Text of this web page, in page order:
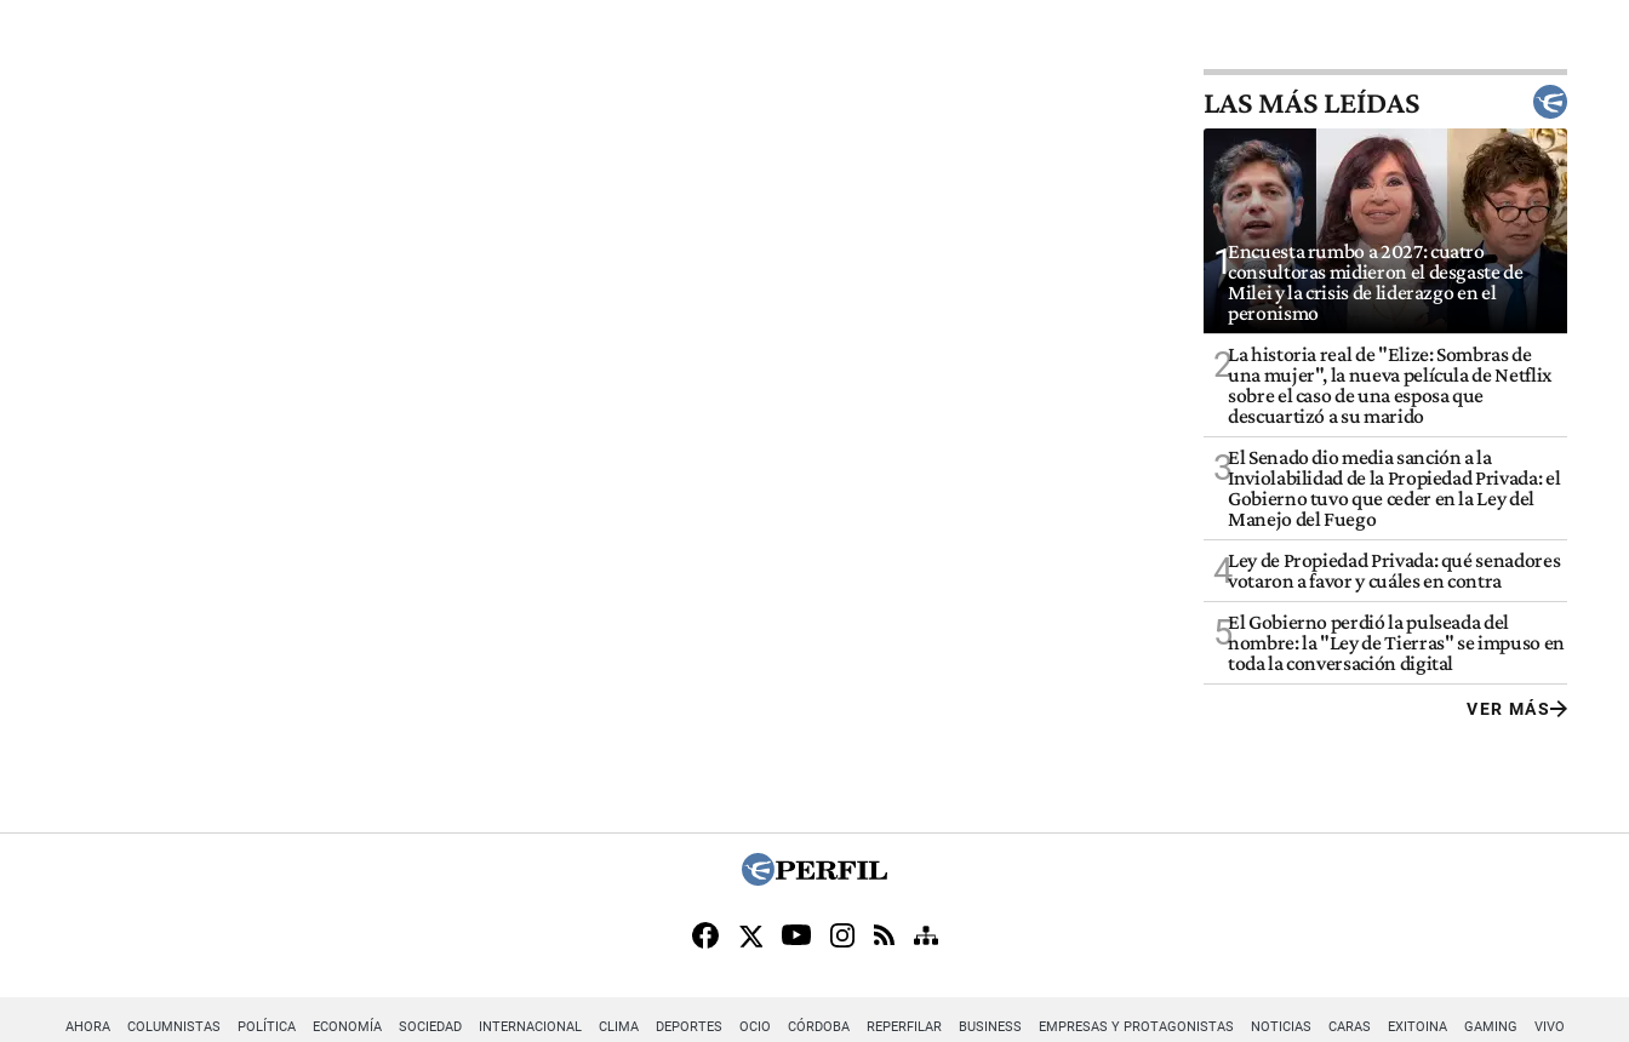
LAS MÁS LEÍDAS
1Encuesta rumbo a 2027: cuatro
consultoras midieron el desgaste de
Milei y la crisis de liderazgo en el
peronismo
2La historia real de "Elize: Sombras de
una mujer", la nueva película de Netflix
sobre el caso de una esposa que
descuartizó a su marido
3El Senado dio media sanción a la
Inviolabilidad de la Propiedad Privada: el
Gobierno tuvo que ceder en la Ley del
Manejo del Fuego
4Ley de Propiedad Privada: qué senadores
votaron a favor y cuáles en contra
5El Gobierno perdió la pulseada del
nombre: la "Ley de Tierras" se impuso en
toda la conversación digital
VER MÁS
AHORA COLUMNISTAS POLÍTICA ECONOMÍA SOCIEDAD INTERNACIONAL CLIMA DEPORTES OCIO CÓRDOBA REPERFILAR BUSINESS EMPRESAS Y PROTAGONISTAS NOTICIAS CARAS EXITOINA GAMING VIVO